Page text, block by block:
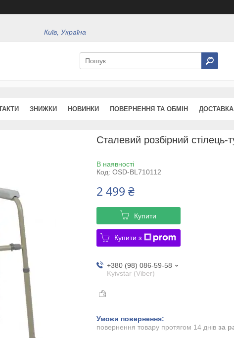
Київ, Україна
ЗНИЖКИ НОВИНКИ ПОВЕРНЕННЯ ТА ОБМІН
Сталевий розбірний
В наявності
Код: OSD-BL710112
2 499 ₴
Купити
Купити з
+380 (98) 086-59-58
Kyivstar (Viber)
повернення товару протягом 14 днів за